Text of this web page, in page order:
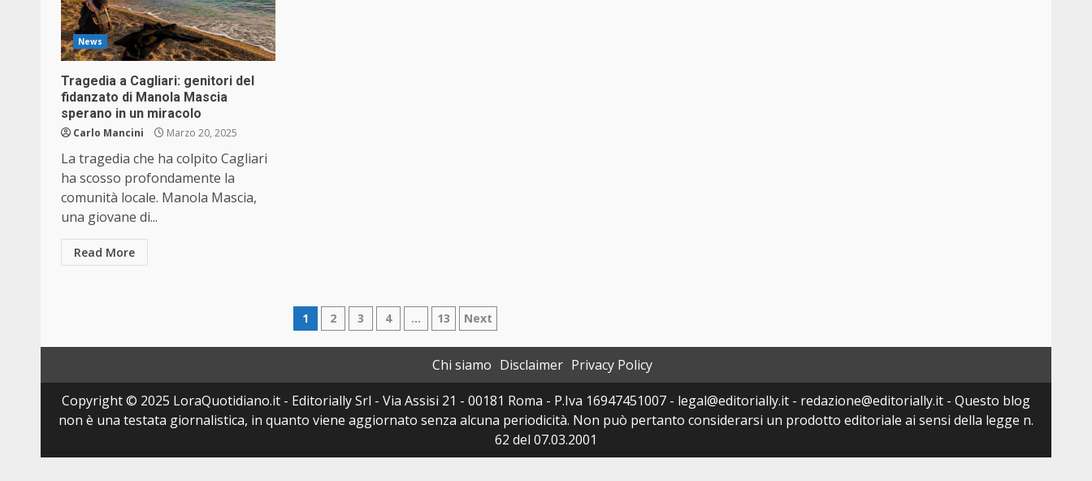
News
Tragedia a Cagliari: genitori del
fidanzato di Manola Mascia
sperano in un miracolo
Carlo Mancini Marzo 20, 2025
La tragedia che ha colpito Cagliari
ha scosso profondamente la
comunità locale. Manola Mascia,
una giovane di...
Read More
Paginazione
degli
articoli
1 2 3 4 … 13 Next
Chi siamo Disclaimer Privacy Policy
Copyright © 2025 LoraQuotidiano.it - Editorially Srl - Via Assisi 21 - 00181 Roma - P.Iva 16947451007 - legal@editorially.it - redazione@editorially.it - Questo blog
non è una testata giornalistica, in quanto viene aggiornato senza alcuna periodicità. Non può pertanto considerarsi un prodotto editoriale ai sensi della legge n.
62 del 07.03.2001